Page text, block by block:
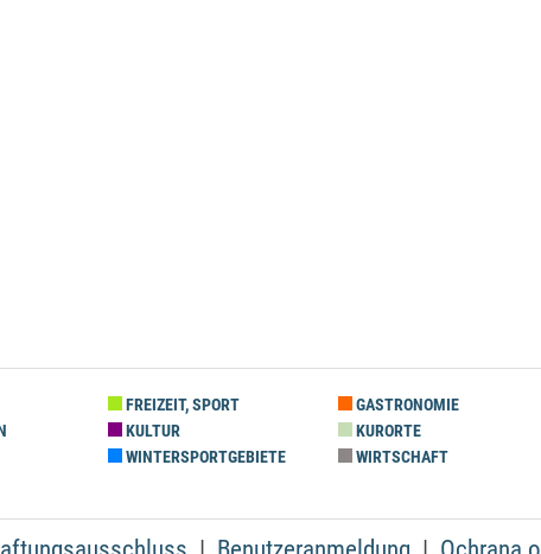
FREIZEIT, SPORT GASTRONOMIE
KULTUR KURORTE
WINTERSPORTGEBIETE WIRTSCHAFT